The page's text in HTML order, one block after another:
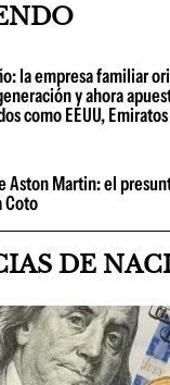
la empresa familiar
y ahora
como EEUU,
Aston Martin: el
Coto
DE